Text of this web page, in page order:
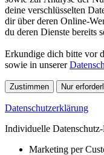
deine verschlüsselten
dir über deren Online-
du deren Dienste bereits
Erkundige dich bitte vor
sowie in unserer
Zustimmen Nur
Datenschutzerklärung
Individuelle
Marketing per